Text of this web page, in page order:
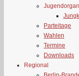
Parteitage
Wahlen
Termine
Downloads
Regional